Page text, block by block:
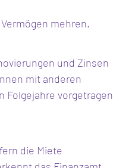
mehren.
und Zinsen
mit anderen
Folgejahre vorgetragen
die Miete